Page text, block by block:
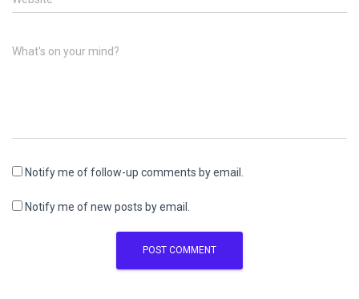
What's on your mind?
Notify me of follow-up comments by email.
Notify me of new posts by email.